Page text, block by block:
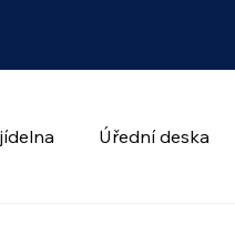
Úřední deska